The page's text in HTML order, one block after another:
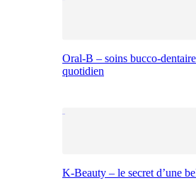
Oral-B – soins bucco-
quotidien
K-Beauty – le secret d’une